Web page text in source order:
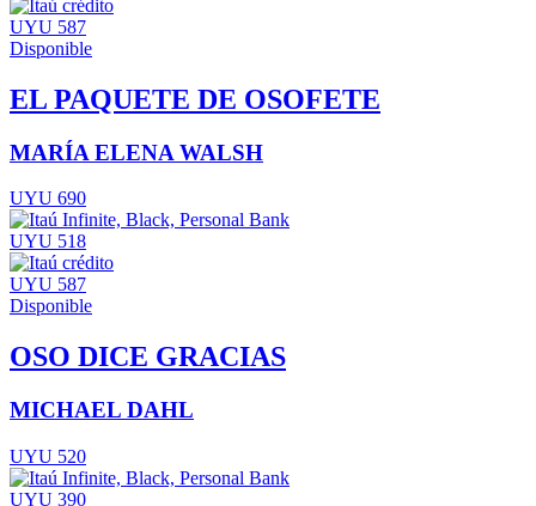
UYU 587
Disponible
EL PAQUETE DE OSOFETE
MARÍA ELENA WALSH
UYU 690
UYU 518
UYU 587
Disponible
OSO DICE GRACIAS
MICHAEL DAHL
UYU 520
UYU 390